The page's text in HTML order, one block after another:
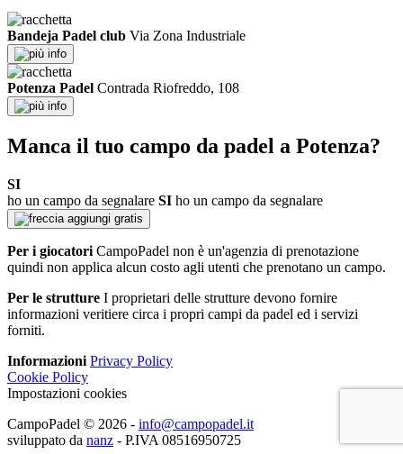
Bandeja Padel club Via Zona Industriale
info
Potenza Padel Contrada Riofreddo, 108
info
Manca il tuo campo da padel a Potenza?
SI
ho un campo da segnalare SI ho un campo da segnalare
aggiungi gratis
Per i giocatori CampoPadel non è un'agenzia di prenotazione
quindi non applica alcun costo agli utenti che prenotano un campo.
Per le strutture I proprietari delle strutture devono fornire
informazioni veritiere circa i propri campi da padel ed i servizi
forniti.
Informazioni Privacy Policy
Cookie Policy
Impostazioni cookies
CampoPadel © 2026 - info@campopadel.it
sviluppato da nanz - P.IVA 08516950725